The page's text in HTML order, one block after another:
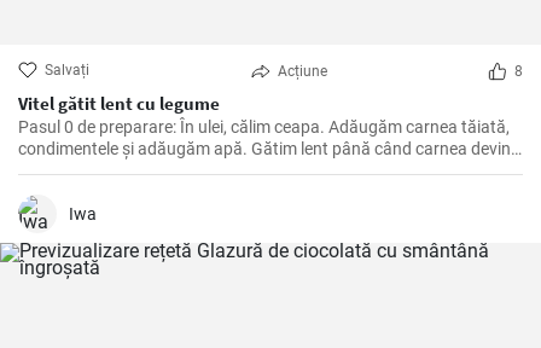
Salvați Acțiune 8
Vitel gătit lent cu legume
Pasul 0 de preparare: În ulei, călim ceapa. Adăugăm carnea tăiată,
condimentele și adăugăm apă. Gătim lent până când carnea devine
moale. Apoi adăugăm legumele, pasta de roșii și gătim până când
totul este moale. La final adăugăm smântână și lăsăm să dea în
clocot. Iwa